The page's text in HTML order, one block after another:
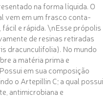
na forma líquida. O
vem em um frasco conta-
fácil e rápida. \nEsse própolis
de resinas retiradas
dracunculifolia). No mundo
a matéria prima e
em sua composição
o Artepillin C; a qual possui
antimicrobiana e